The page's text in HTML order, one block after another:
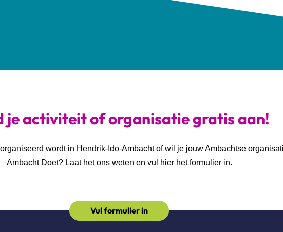
je activiteit of organisatie gratis aan!
wordt in Hendrik-Ido-Ambacht of wil je jouw Ambachtse
Ambacht Doet? Laat het ons weten en vul hier het formulier in.
Vul formulier in